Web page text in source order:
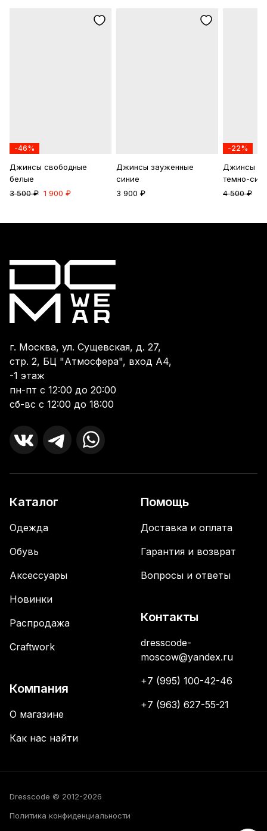
-46%
Джинсы свободные
белые
3 500 ₽ 1 900 ₽
Джинсы зауженные
синие
3 900 ₽
-22%
Джинсы
темно-
4 500 ₽
г. Москва, ул. Сущевская, д. 27,
стр. 2, БЦ "Атмосфера", вход А4,
-1 этаж
пн-пт с 12:00 до 20:00
сб-вс с 12:00 до 18:00
Каталог
Одежда
Обувь
Аксессуары
Новинки
Распродажа
Craftwork
Компания
О магазине
Как нас найти
Помощь
Доставка и оплата
Гарантия и возврат
Вопросы и ответы
Контакты
dresscode-
moscow@yandex.ru
+7 (995) 100-42-46
+7 (963) 627-55-21
Dresscode © 2012-2026
Политика конфиденциальности